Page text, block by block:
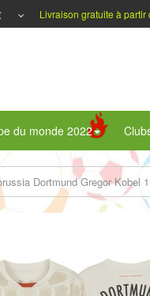
Livraison gratuite à partir
du monde 2022
Dortmund Gregor Kobel